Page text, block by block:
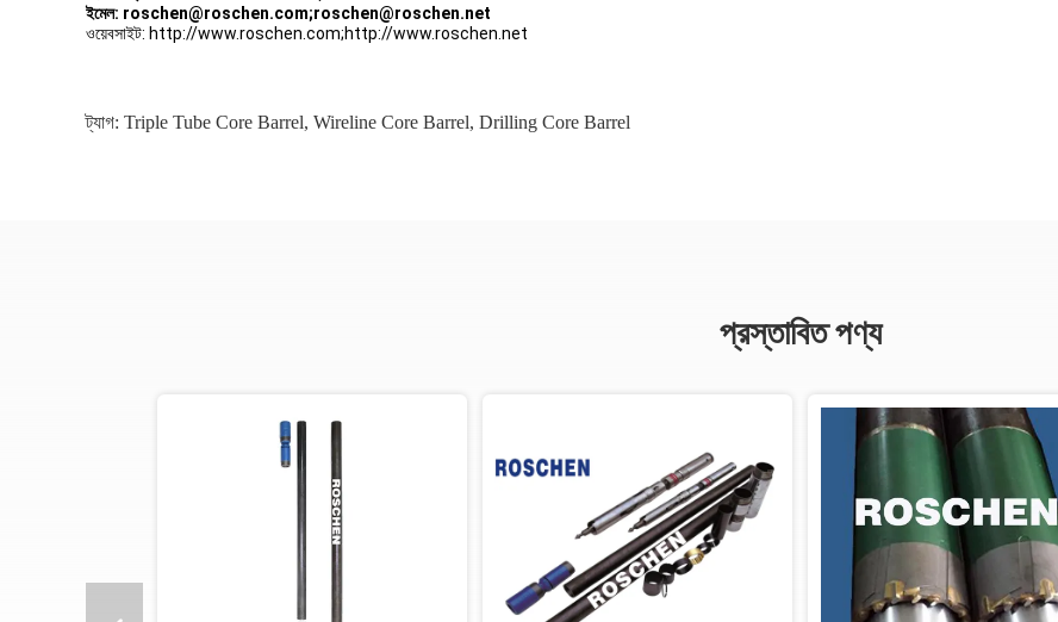
ইমেল: roschen@roschen.com;roschen@roschen.net
ওয়েবসাইট: http://www.roschen.com;http://www.roschen.net
ট্যাগ: Triple Tube Core Barrel, Wireline Core Barrel, Drilling Core Barrel
প্রস্তাবিত পণ্য